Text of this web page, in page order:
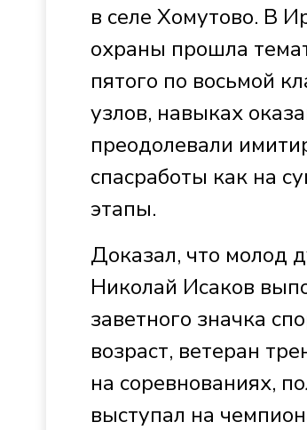
в селе Хомутово. В
охраны прошла
пятого по восьмой
узлов, навыках
преодолевали
спасработы как на
этапы.
Доказал, что молод
Николай Исаков
заветного значка
возраст, ветеран
на соревнованиях,
выступал на